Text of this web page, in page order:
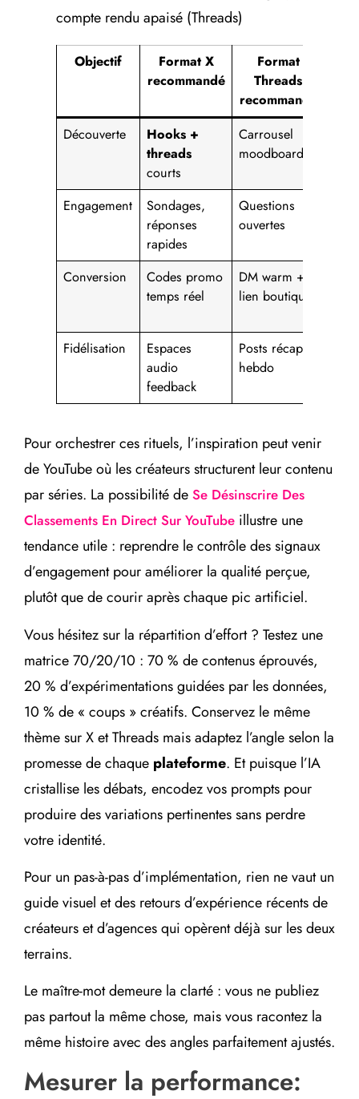
compte rendu apaisé (Threads)
Objectif
Format X
recommandé
Format
Threads
recommandé
Découverte
Hooks +
threads
courts
Carrousel
moodboard
Engagement
Sondages,
réponses
rapides
Questions
ouvertes
Conversion
Codes promo
temps réel
DM warm +
lien boutique
Fidélisation
Espaces
audio
feedback
Posts récap’
hebdo
Pour orchestrer ces rituels, l’inspiration peut venir
de YouTube où les créateurs structurent leur contenu
par séries. La possibilité de Se Désinscrire Des
Classements En Direct Sur YouTube illustre une
tendance utile : reprendre le contrôle des signaux
d’engagement pour améliorer la qualité perçue,
plutôt que de courir après chaque pic artificiel.
Vous hésitez sur la répartition d’effort ? Testez une
matrice 70/20/10 : 70 % de contenus éprouvés,
20 % d’expérimentations guidées par les données,
10 % de « coups » créatifs. Conservez le même
thème sur X et Threads mais adaptez l’angle selon la
promesse de chaque plateforme. Et puisque l’IA
cristallise les débats, encodez vos prompts pour
produire des variations pertinentes sans perdre
votre identité.
Pour un pas-à-pas d’implémentation, rien ne vaut un
guide visuel et des retours d’expérience récents de
créateurs et d’agences qui opèrent déjà sur les deux
terrains.
Le maître-mot demeure la clarté : vous ne publiez
pas partout la même chose, mais vous racontez la
même histoire avec des angles parfaitement ajustés.
Mesurer la performance: